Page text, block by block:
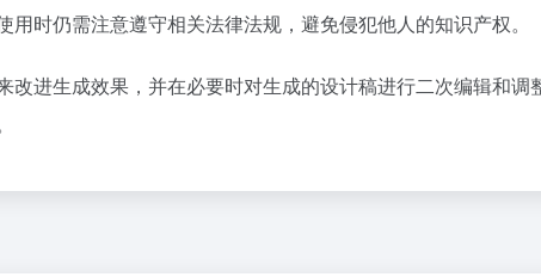
时仍需注意遵守相关法律法规，避免侵犯他人的知识产权。
进生成效果，并在必要时对生成的设计稿进行二次编辑和